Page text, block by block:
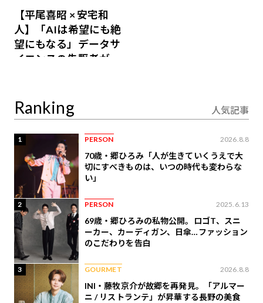
【平尾喜昭 × 安宅和
人】「AIは希望にも絶
望にもなる」データサ
イエンスの先駆者が語
Ranking 人気記事
1 PERSON 2026.8.8
70歳・郷ひろみ「人が生きていくうえで大
切にすべきものは、いつの時代も変わらな
い」
2 PERSON 2025.6.13
69歳・郷ひろみの私物公開。ロゴT、スニ
ーカー、カーディガン、日傘…ファッション
のこだわりを告白
3 GOURMET 2026.8.8
INI・藤牧京介が故郷を再発見。「アルマー
ニ / リストランテ」が昇華する長野の美食